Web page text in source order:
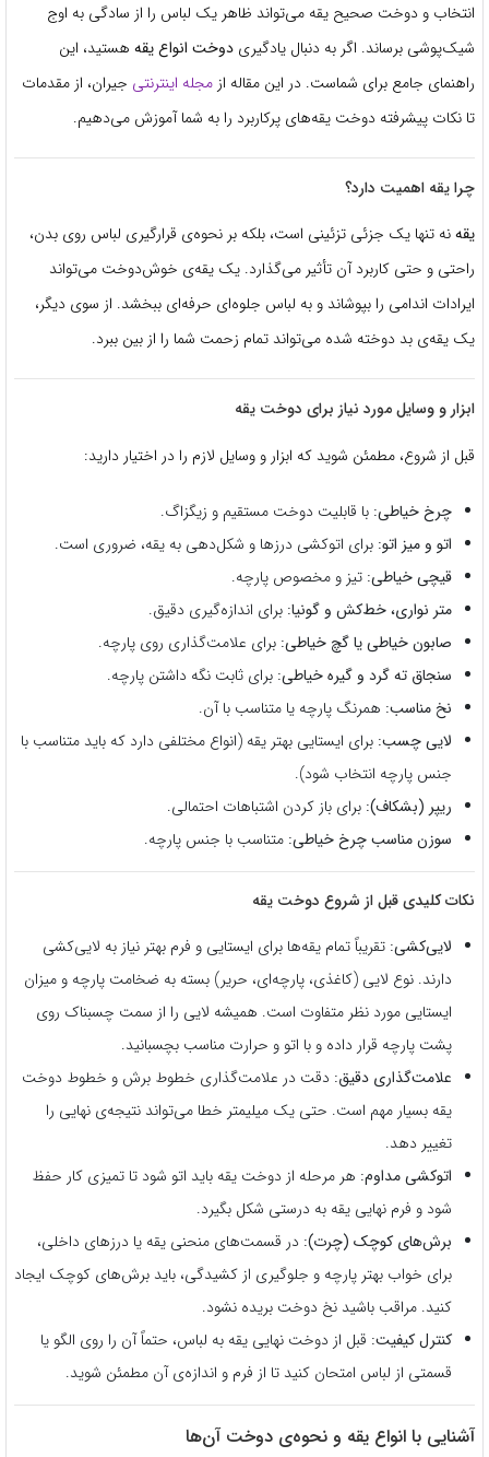
انتخاب و دوخت صحیح یقه می‌تواند ظاهر یک لباس را از سادگی به اوج
شیک‌پوشی برساند. اگر به دنبال یادگیری دوخت انواع یقه هستید، این
راهنمای جامع برای شماست. در این مقاله از مجله اینترنتی جیران، از مقدمات
تا نکات پیشرفته دوخت یقه‌های پرکاربرد را به شما آموزش می‌دهیم.
چرا یقه اهمیت دارد؟
یقهنه تنها یک جزئی تزئینی است، بلکه بر نحوه‌ی قرارگیری لباس روی بدن،
راحتی و حتی کاربرد آن تأثیر می‌گذارد. یک یقه‌ی خوش‌دوخت می‌تواند
ایرادات اندامی را بپوشاند و به لباس جلوه‌ای حرفه‌ای ببخشد. از سوی دیگر،
یک یقه‌ی بد دوخته شده می‌تواند تمام زحمت شما را از بین ببرد.
ابزار و وسایل مورد نیاز برای دوخت یقه
قبل از شروع، مطمئن شوید که ابزار و وسایل لازم را در اختیار دارید:
چرخ خیاطی: با قابلیت دوخت مستقیم و زیگزاگ.
اتو و میز اتو: برای اتوکشی درزها و شکل‌دهی به یقه، ضروری است.
قیچی خیاطی: تیز و مخصوص پارچه.
متر نواری، خط‌کش و گونیا: برای اندازه‌گیری دقیق.
صابون خیاطی یا گچ خیاطی: برای علامت‌گذاری روی پارچه.
سنجاق ته گرد و گیره خیاطی: برای ثابت نگه داشتن پارچه.
نخ مناسب: همرنگ پارچه یا متناسب با آن.
لایی چسب: برای ایستایی بهتر یقه (انواع مختلفی دارد که باید متناسب با
جنس پارچه انتخاب شود).
ریپر (بشکاف): برای باز کردن اشتباهات احتمالی.
سوزن مناسب چرخ خیاطی: متناسب با جنس پارچه.
نکات کلیدی قبل از شروع دوخت یقه
لایی‌کشی: تقریباً تمام یقه‌ها برای ایستایی و فرم بهتر نیاز به لایی‌کشی
دارند. نوع لایی (کاغذی، پارچه‌ای، حریر) بسته به ضخامت پارچه و میزان
ایستایی مورد نظر متفاوت است. همیشه لایی را از سمت چسبناک روی
پشت پارچه قرار داده و با اتو و حرارت مناسب بچسبانید.
علامت‌گذاری دقیق: دقت در علامت‌گذاری خطوط برش و خطوط دوخت
یقه بسیار مهم است. حتی یک میلیمتر خطا می‌تواند نتیجه‌ی نهایی را
تغییر دهد.
اتوکشی مداوم: هر مرحله از دوخت یقه باید اتو شود تا تمیزی کار حفظ
شود و فرم نهایی یقه به درستی شکل بگیرد.
برش‌های کوچک (چرت): در قسمت‌های منحنی یقه یا درزهای داخلی،
برای خواب بهتر پارچه و جلوگیری از کشیدگی، باید برش‌های کوچک ایجاد
کنید. مراقب باشید نخ دوخت بریده نشود.
کنترل کیفیت: قبل از دوخت نهایی یقه به لباس، حتماً آن را روی الگو یا
قسمتی از لباس امتحان کنید تا از فرم و اندازه‌ی آن مطمئن شوید.
آشنایی با انواع یقه و نحوه‌ی دوخت آن‌ها